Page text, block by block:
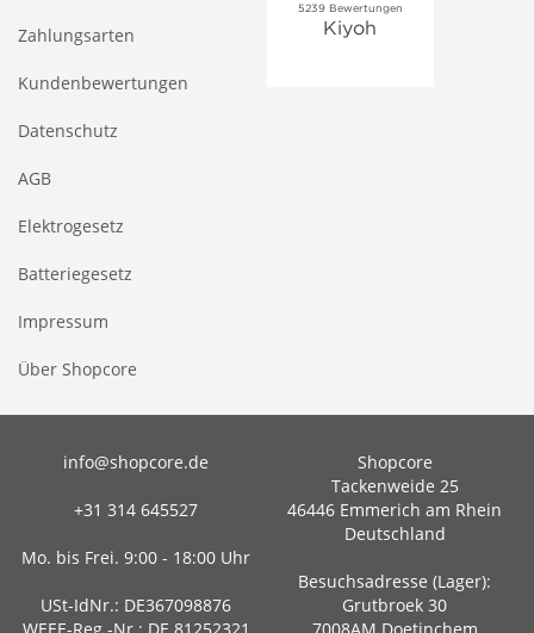
Zahlungsarten
Kundenbewertungen
Datenschutz
AGB
Elektrogesetz
Batteriegesetz
Impressum
Über Shopcore
info@shopcore.de
+31 314 645527
Mo. bis Frei. 9:00 - 18:00 Uhr
USt-IdNr.: DE367098876
Shopcore
Tackenweide 25
46446 Emmerich am Rhein
Deutschland
Besuchsadresse (Lager):
Grutbroek 30